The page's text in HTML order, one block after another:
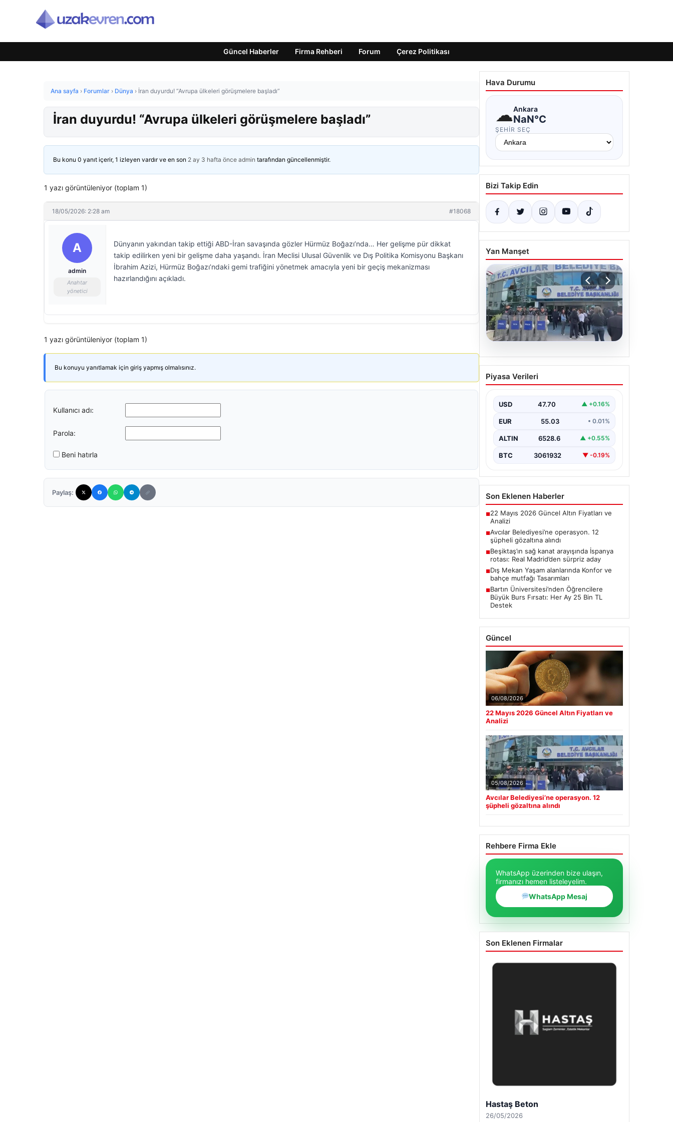
Güncel Haberler Firma Rehberi Forum Çerez Politikası
Ana sayfa › Forumlar › Dünya › İran duyurdu! “Avrupa ülkeleri görüşmelere başladı”
İran duyurdu! “Avrupa ülkeleri görüşmelere başladı”
Bu konu 0 yanıt içerir, 1 izleyen vardır ve en son 2 ay 3 hafta önce admin tarafından güncellenmiştir.
1 yazı görüntüleniyor (toplam 1)
18/05/2026: 2:28 am #18068
A
admin
Anahtar
yönetici
Dünyanın yakından takip ettiği ABD-İran savaşında gözler Hürmüz Boğazı’nda… Her gelişme pür dikkat
takip edilirken yeni bir gelişme daha yaşandı. İran Meclisi Ulusal Güvenlik ve Dış Politika Komisyonu Başkanı
İbrahim Azizi, Hürmüz Boğazı’ndaki gemi trafiğini yönetmek amacıyla yeni bir geçiş mekanizması
hazırlandığını açıkladı.
1 yazı görüntüleniyor (toplam 1)
Bu konuyu yanıtlamak için giriş yapmış olmalısınız.
Kullanıcı adı:
Parola:
Beni hatırla
Paylaş:
Hava Durumu
☁Ankara
NaN°C
ŞEHIR SEÇ
Bizi Takip Edin
Yan Manşet
Avcılar Belediyesi’ne
operasyon. 12 şüpheli
Piyasa Verileri
USD 47.70 ▲ +0.16%
EUR 55.03 • 0.01%
ALTIN 6528.6 ▲ +0.55%
BTC 3061932 ▼ -0.19%
Son Eklenen Haberler
■22 Mayıs 2026 Güncel Altın Fiyatları ve
Analizi
■Avcılar Belediyesi’ne operasyon. 12
şüpheli gözaltına alındı
■Beşiktaş’ın sağ kanat arayışında İspanya
rotası: Real Madrid’den sürpriz aday
■Dış Mekan Yaşam alanlarında Konfor ve
bahçe mutfağı Tasarımları
■Bartın Üniversitesi’nden Öğrencilere
Büyük Burs Fırsatı: Her Ay 25 Bin TL
Destek
Güncel
06/08/2026
22 Mayıs 2026 Güncel Altın Fiyatları ve
Analizi
05/08/2026
Avcılar Belediyesi’ne operasyon. 12
şüpheli gözaltına alındı
Rehbere Firma Ekle
WhatsApp üzerinden bize ulaşın,
firmanızı hemen listeleyelim.
WhatsApp Mesaj
Son Eklenen Firmalar
Hastaş Beton
26/05/2026